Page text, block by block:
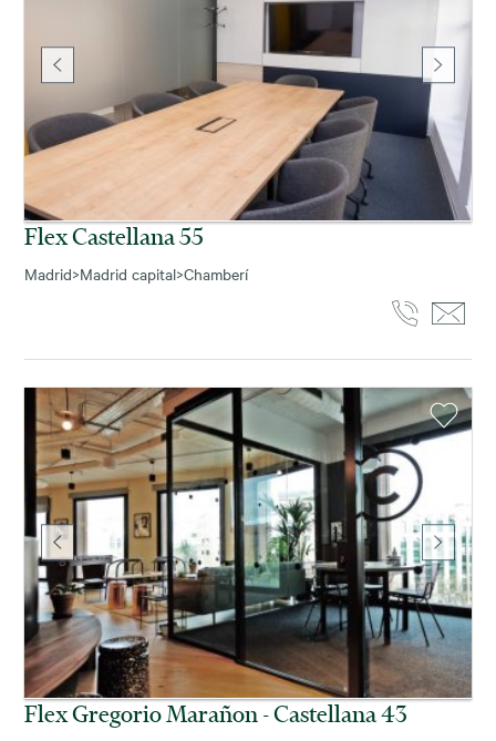
Flex Castellana 55
Madrid>Madrid capital>Chamberí
Flex Gregorio Marañon - Castellana 43